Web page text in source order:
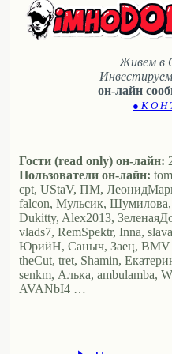
Живем в
он-лайн
● К О Н
Гости (read only) он-лайн:
Пользователи он-лайн:
cpt, UStaV, ПМ,
falcon, Мульсик,
Dukitty, Alex2013,
vlads7, RemSpektr, Inna,
ЮрийН, Саныч, Заец,
theCut, tret, Shamin,
senkm, Алька, ambulamba,
AVANbI4 …